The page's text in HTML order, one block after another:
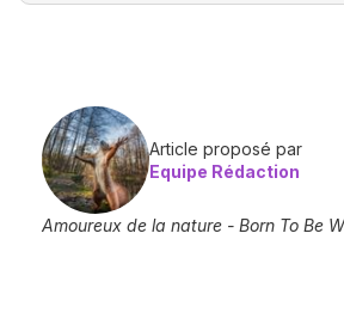
Article proposé par
Equipe Rédaction
Amoureux de la nature - Born To Be